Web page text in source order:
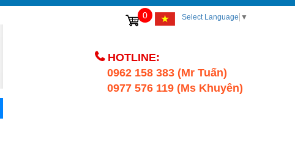
Select Language ▼
0
HOTLINE:
0962 158 383 (Mr Tuấn)
0977 576 119 (Ms Khuyên)